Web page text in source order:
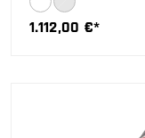
1.112,00 €*